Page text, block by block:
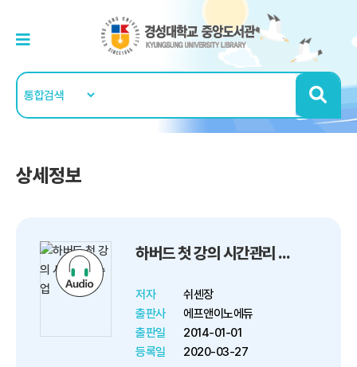
상세정보
하버드 첫 강의 시간관리 수업
저자
쉬셴장
출판사
에프앤이노에듀
출판일
2014-01-01
등록일
2020-03-27